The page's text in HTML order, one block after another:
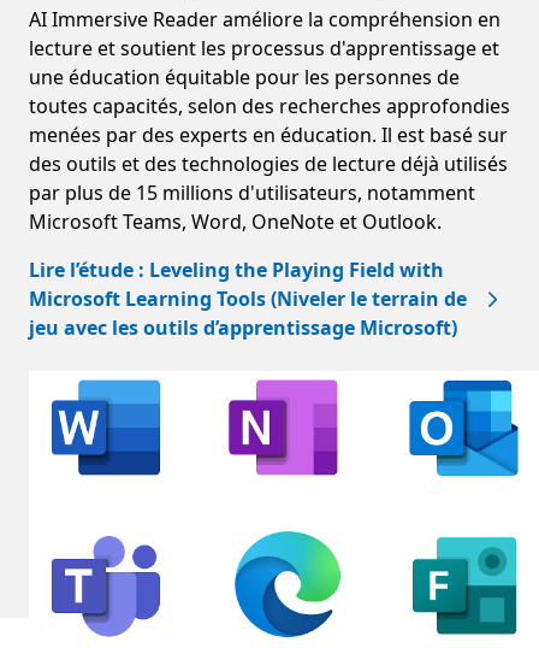
AI Immersive Reader améliore la compréhension en
lecture et soutient les processus d'apprentissage et
une éducation équitable pour les personnes de
toutes capacités, selon des recherches approfondies
menées par des experts en éducation. Il est basé sur
des outils et des technologies de lecture déjà utilisés
par plus de 15 millions d'utilisateurs, notamment
Microsoft Teams, Word, OneNote et Outlook.
Lire l’étude : Leveling the Playing Field with
Microsoft Learning Tools (Niveler le terrain de
jeu avec les outils d’apprentissage Microsoft)